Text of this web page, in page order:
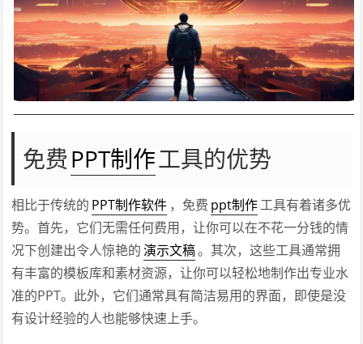
免费PPT制作工具的优势
相比于传统的 PPT制作软件 ，免费 ppt制作工具有着诸多优
势。首先，它们无需任何费用，让你可以在不花一分钱的情
况下创建出令人惊艳的 演示文稿。其次，这些工具通常拥
有丰富的模板库和素材资源，让你可以轻松地制作出专业水
准的PPT。此外，它们通常具有简洁易用的界面，即使是没
有设计经验的人也能够快速上手。